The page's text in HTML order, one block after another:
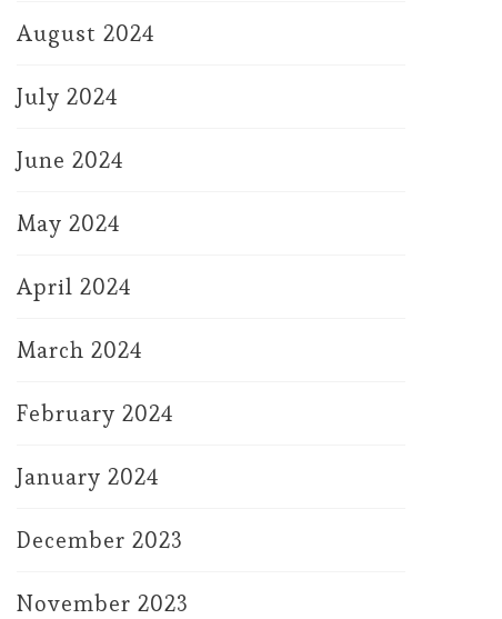
August 2024
July 2024
June 2024
May 2024
April 2024
March 2024
February 2024
January 2024
December 2023
November 2023